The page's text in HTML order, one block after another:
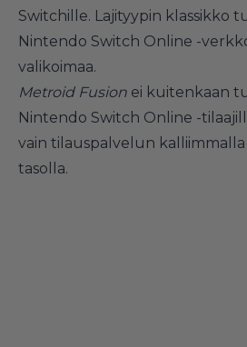
Switchille. Lajityypin klassikko
Nintendo Switch Online -
valikoimaa.
Metroid Fusion ei kuitenkaan
Nintendo Switch Online -
vain tilauspalvelun kalliimmalla
tasolla.